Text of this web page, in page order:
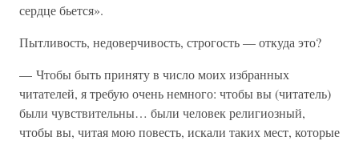
сердце бьется».
Пытливость, недоверчивость, строгость — откуда это?
— Чтобы быть приняту в число моих избранных
читателей, я требую очень немного: чтобы вы (читатель)
были чувствительны… были человек религиозный,
чтобы вы, читая мою повесть, искали таких мест, которые